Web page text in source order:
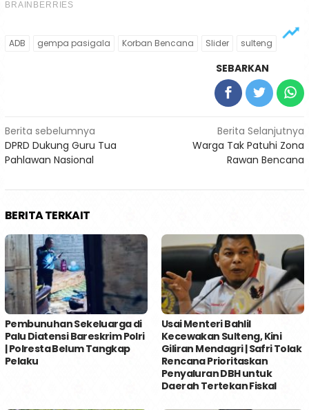
ADB gempa pasigala Korban Bencana Slider sulteng
SEBARKAN
Navigasi
pos
Berita sebelumnya
DPRD Dukung Guru Tua
Pahlawan Nasional
Berita Selanjutnya
Warga Tak Patuhi Zona
Rawan Bencana
BERITA TERKAIT
Pembunuhan Sekeluarga di
Palu Diatensi Bareskrim Polri
| Polresta Belum Tangkap
Pelaku
Usai Menteri Bahlil
Kecewakan Sulteng, Kini
Giliran Mendagri | Safri Tolak
Rencana Prioritaskan
Penyaluran DBH untuk
Daerah Tertekan Fiskal